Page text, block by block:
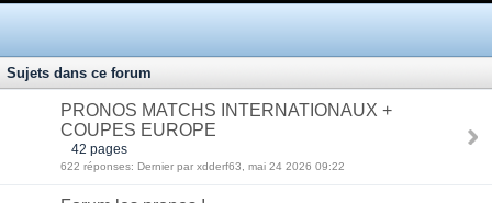
Sujets dans ce forum
PRONOS MATCHS INTERNATIONAUX +
COUPES EUROPE
42 pages
622 réponses: Dernier par xdderf63, mai 24 2026 09:22